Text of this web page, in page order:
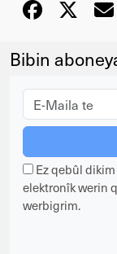
Bibin
Ez qebûl
elektronîk werin
werbigrim.